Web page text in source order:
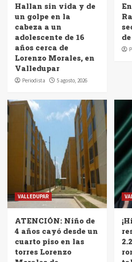
Hallan sin vida y de
un golpe en la
cabeza a un
adolescente de 16
años cerca de
Lorenzo Morales, en
Valledupar
Periodista 5 agosto, 2026
VALLEDUPAR
ATENCIÓN: Niño de
4 años cayó desde un
cuarto piso en las
torres Lorenzo